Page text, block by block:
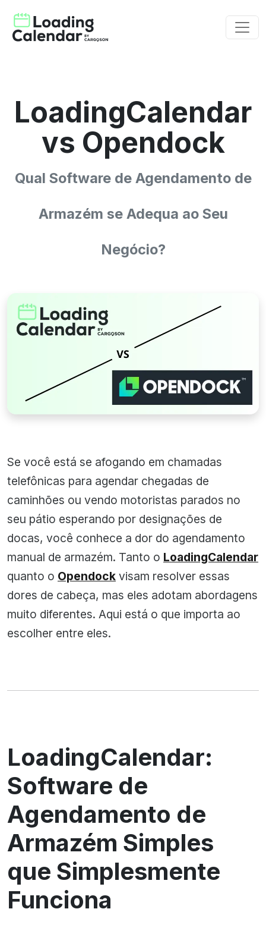
LoadingCalendar
vs Opendock
Qual Software de Agendamento de
Armazém se Adequa ao Seu
Negócio?
Se você está se afogando em chamadas
telefônicas para agendar chegadas de
caminhões ou vendo motoristas parados no
seu pátio esperando por designações de
docas, você conhece a dor do agendamento
manual de armazém. Tanto o LoadingCalendar
quanto o Opendock visam resolver essas
dores de cabeça, mas eles adotam abordagens
muito diferentes. Aqui está o que importa ao
escolher entre eles.
LoadingCalendar:
Software de
Agendamento de
Armazém Simples
que Simplesmente
Funciona